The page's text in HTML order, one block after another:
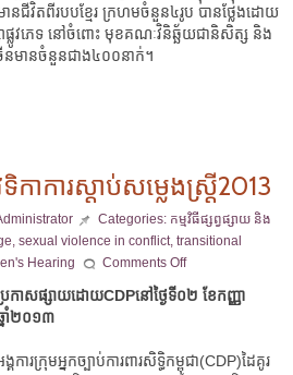
នជីវិតពីរបបខ្មែរ ក្រហមចំនួន៤រូប បានថ្លែងដោយ
លូវភេទ នៅចំពោះ មុខគណៈវិនិឆ្ឆ័យជានិសិត្ស និង
ើនមានចំនួនជាង៤០០នាក់។
ាការស្តាប់សម្លេងស្រ្តី2013
Categories: កម្មវិធីផ្សព្វផ្សាយ និង
, sexual violence in conflict, transitional
Hearing Comments Off
រកាសផ្សាយដោយCDPនៅថ្ងៃទី០២ ខែកញ្ញា
នាំ២០១៣
ង្គការក្រុមអ្នកច្បាប់ការពារសិទ្ធិកម្ពុជា(CDP)ដៃគូរ